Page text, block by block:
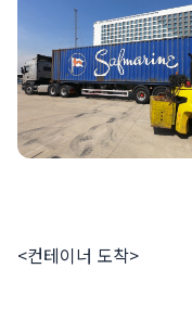
<컨테이너 도착>